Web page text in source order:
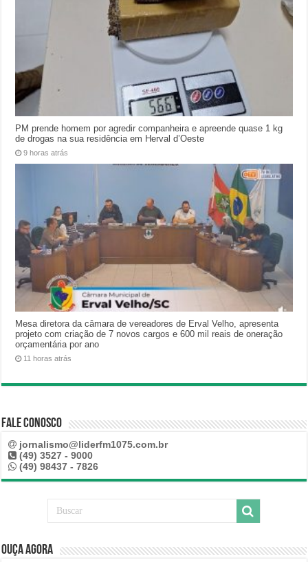
PM prende homem por agredir companheira e apreende quase 1 kg
de drogas na sua residência em Herval d’Oeste
9 horas atrás
Mesa diretora da câmara de vereadores de Erval Velho, apresenta
projeto com criação de 7 novos cargos e 600 mil reais de oneração
orçamentária por ano
11 horas atrás
Fale Conosco
jornalismo@liderfm1075.com.br
(49) 3527 - 9000
(49) 98437 - 7826
Ouça Agora